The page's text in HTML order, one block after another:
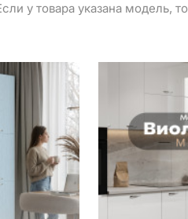
у товара указана модель,